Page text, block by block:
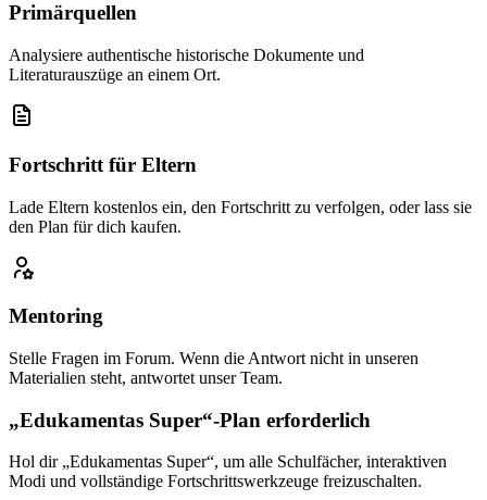
Primärquellen
Analysiere authentische historische Dokumente und
Literaturauszüge an einem Ort.
Fortschritt für Eltern
Lade Eltern kostenlos ein, den Fortschritt zu verfolgen, oder lass sie
den Plan für dich kaufen.
Mentoring
Stelle Fragen im Forum. Wenn die Antwort nicht in unseren
Materialien steht, antwortet unser Team.
„Edukamentas Super“-Plan erforderlich
Hol dir „Edukamentas Super“, um alle Schulfächer, interaktiven
Modi und vollständige Fortschrittswerkzeuge freizuschalten.